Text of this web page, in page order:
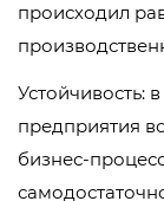
происходил
Устойчивость:
предприятия
бизнес-